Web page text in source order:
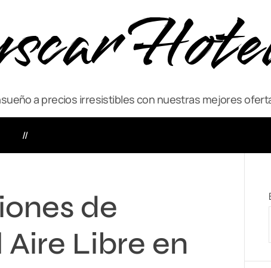
a precios irresistibles con nuestras mejores
de
Libre en